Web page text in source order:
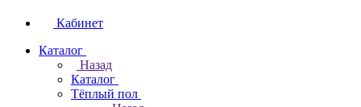
Кабинет
Каталог
Назад
Каталог
Тёплый пол